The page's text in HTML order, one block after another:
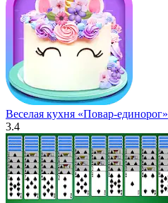
Веселая кухня «Повар-единорог»
3.4